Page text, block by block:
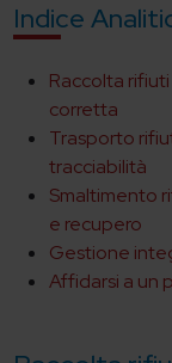
Indice
Raccolta
corretta
Trasporto
tracciabilità
Smaltimento
e recupero
Gestione
Affidarsi a un